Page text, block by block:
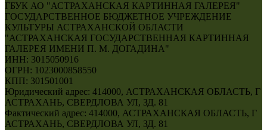
ГБУК АО "АСТРАХАНСКАЯ КАРТИННАЯ ГАЛЕРЕЯ"
ГОСУДАРСТВЕННОЕ БЮДЖЕТНОЕ УЧРЕЖДЕНИЕ
КУЛЬТУРЫ АСТРАХАНСКОЙ ОБЛАСТИ
"АСТРАХАНСКАЯ ГОСУДАРСТВЕННАЯ КАРТИННАЯ
ГАЛЕРЕЯ ИМЕНИ П. М. ДОГАДИНА"
ИНН: 3015050916
ОГРН: 1023000858550
КПП: 301501001
Юридический адрес: 414000, АСТРАХАНСКАЯ ОБЛАСТЬ, Г
АСТРАХАНЬ, СВЕРДЛОВА УЛ, ЗД. 81
Фактический адрес: 414000, АСТРАХАНСКАЯ ОБЛАСТЬ, Г
АСТРАХАНЬ, СВЕРДЛОВА УЛ, ЗД. 81